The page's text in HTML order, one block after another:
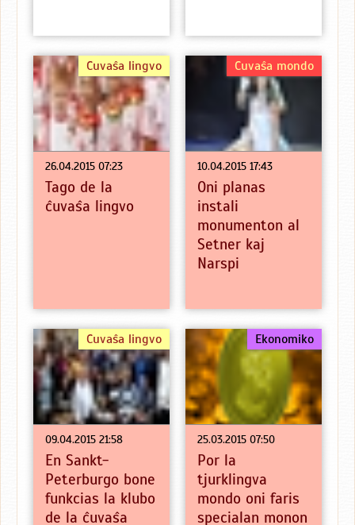
26.04.2015 07:23
Ĉuvaŝa lingvo
Tago de la
ĉuvaŝa lingvo
10.04.2015 17:43
Ĉuvaŝa mondo
Oni planas
instali
monumenton al
Setner kaj
Narspi
09.04.2015 21:58
Ĉuvaŝa lingvo
En Sankt-
Peterburgo bone
funkcias la klubo
de la ĉuvaŝa
25.03.2015 07:50
Ekonomiko
Por la
tjurklingva
mondo oni faris
specialan monon